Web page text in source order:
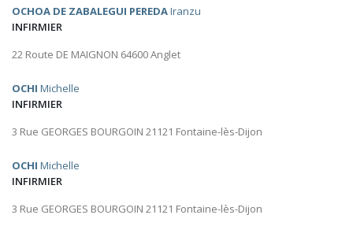
OCHOA DE ZABALEGUI PEREDAIranzu
INFIRMIER
22 Route DE MAIGNON 64600 Anglet
OCHI Michelle
INFIRMIER
3 Rue GEORGES BOURGOIN 21121 Fontaine-lès-Dijon
OCHI Michelle
INFIRMIER
3 Rue GEORGES BOURGOIN 21121 Fontaine-lès-Dijon